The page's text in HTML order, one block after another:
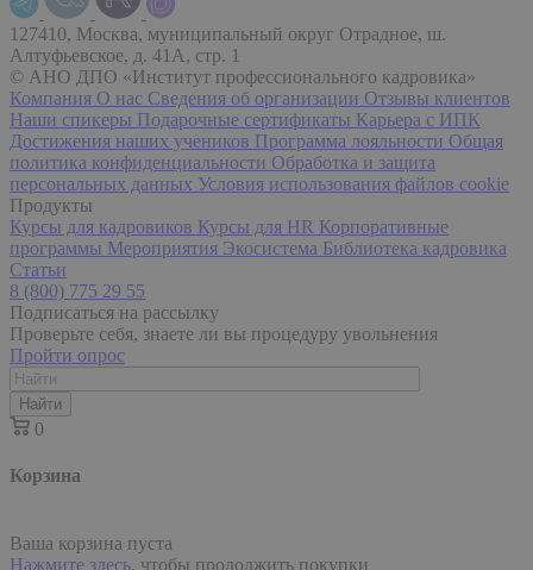
127410, Москва, муниципальный округ Отрадное, ш.
Алтуфьевское, д. 41А, стр. 1
© АНО ДПО «Институт профессионального кадровика»
Компания О нас Сведения об организации Отзывы клиентов
Наши спикеры Подарочные сертификаты Карьера с ИПК
Достижения наших учеников Программа лояльности Общая
политика конфиденциальности Обработка и защита
персональных данных Условия использования файлов cookie
Продукты
Курсы для кадровиков Курсы для HR Корпоративные
программы Мероприятия Экосистема Библиотека кадровика
Статьи
8 (800) 775 29 55
Подписаться на рассылку
Проверьте себя, знаете ли вы процедуру увольнения
Пройти опрос
Найти
0
Корзина
Ваша корзина пуста
Нажмите здесь, чтобы продолжить покупки